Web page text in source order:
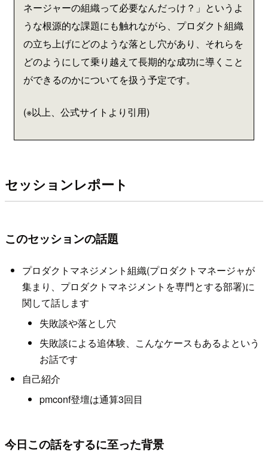
ネージャーの組織って必要なんだっけ？」というよ
うな根源的な課題にも触れながら、プロダクト組織
の立ち上げにどのような落とし穴があり、それらを
どのようにして乗り越えて長期的な成功に導くこと
ができるのかについてを扱う予定です。
(※以上、公式サイトより引用)
セッションレポート
このセッションの話題
プロダクトマネジメント組織(プロダクトマネージャが
集まり、プロダクトマネジメントを専門とする部署)に
関して話します
失敗談や落とし穴
失敗談による追体験、こんなケースもあるよという
お話です
自己紹介
pmconf登壇は通算3回目
今日この話をするに至った背景